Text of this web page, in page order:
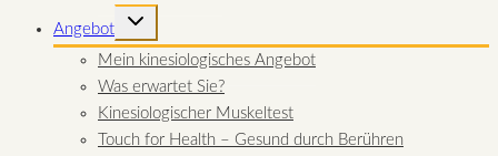
Angebot
UNTERMENÜ
Mein kinesiologisches Angebot
Was erwartet Sie?
Kinesiologischer Muskeltest
Touch for Health – Gesund durch Berühren